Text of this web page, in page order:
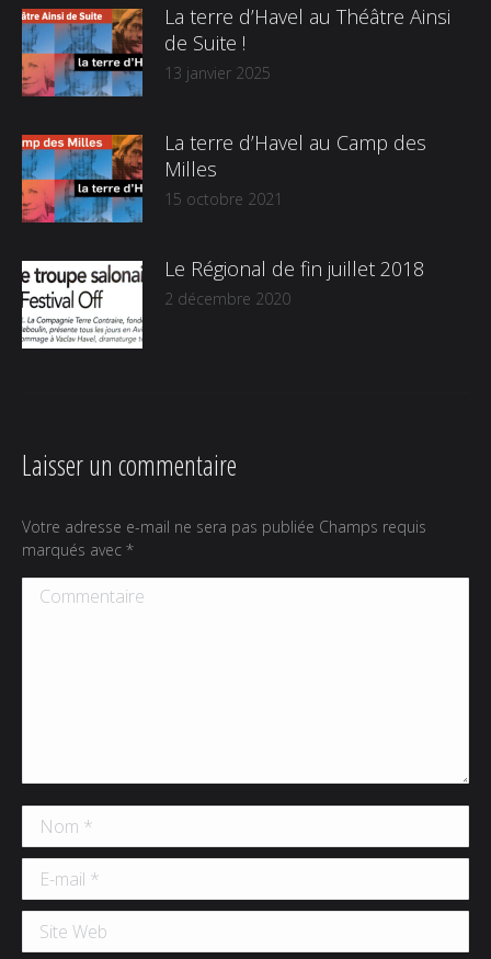
La terre d’Havel au Théâtre Ainsi
de Suite !
13 janvier 2025
La terre d’Havel au Camp des
Milles
15 octobre 2021
Le Régional de fin juillet 2018
2 décembre 2020
Laisser un commentaire
Votre adresse e-mail ne sera pas publiée Champs requis
marqués avec *
Commentaire
Nom *
E-mail *
Site Web